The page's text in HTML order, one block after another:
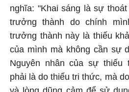
nghĩa: "Khai sáng là sự
trưởng thành do chính
trưởng thành này là thiếu
của mình mà không cần sự
Nguyên nhân của sự thiếu
phải là do thiếu tri thức, mà